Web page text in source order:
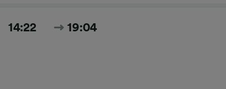
14:22 19:04